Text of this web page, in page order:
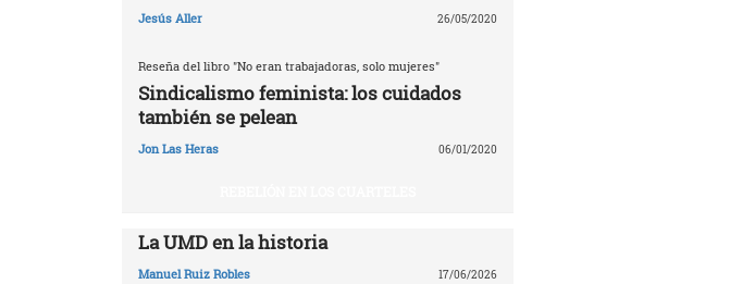
Jesús Aller 26/05/2020
Reseña del libro "No eran trabajadoras, solo mujeres"
Sindicalismo feminista: los cuidados
también se pelean
Jon Las Heras 06/01/2020
La UMD en la historia
Manuel Ruiz Robles 17/06/2026